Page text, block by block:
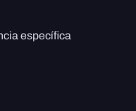
específica